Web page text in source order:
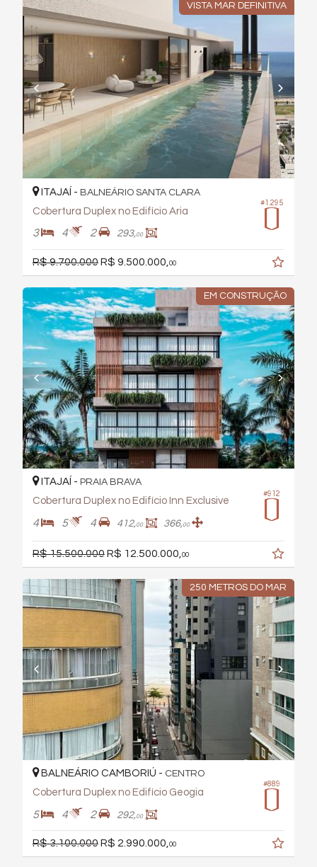
VISTA MAR DEFINITIVA
#1.295
ITAJAÍ - BALNEÁRIO SANTA CLARA
Cobertura Duplex no Edifício Aria
3 4 2 293,00
R$ 9.700.000R$ 9.500.000, 00
EM CONSTRUÇÃO
#912
ITAJAÍ - PRAIA BRAVA
Cobertura Duplex no Edifício Inn Exclusive
4 5 4 412,00 366,00
R$ 15.500.000R$ 12.500.000, 00
250 METROS DO MAR
#889
BALNEÁRIO CAMBORIÚ - CENTRO
Cobertura Duplex no Edifício Geogia
5 4 2 292,00
R$ 3.100.000R$ 2.990.000,00